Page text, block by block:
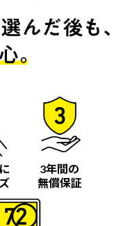
3年間の
無償保証